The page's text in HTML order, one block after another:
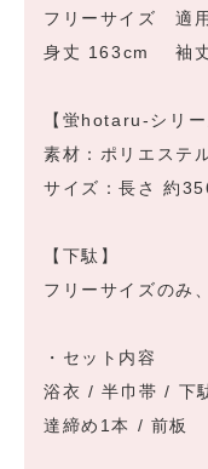
フリーサイズ 適
身丈 163cm 袖
【蛍hotaru-シリー
素材：ポリエステ
サイズ：長さ 約
【下駄】
フリーサイズのみ
・セット内容
浴衣 / 半巾帯 / 下
達締め1本 / 前板